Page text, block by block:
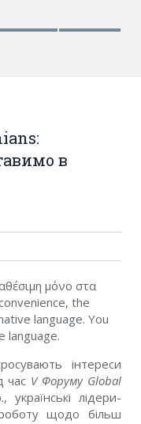
в
μόνο στα
the
language. You
language.
інтереси
час V Форуму Global
лідери-
щодо більш